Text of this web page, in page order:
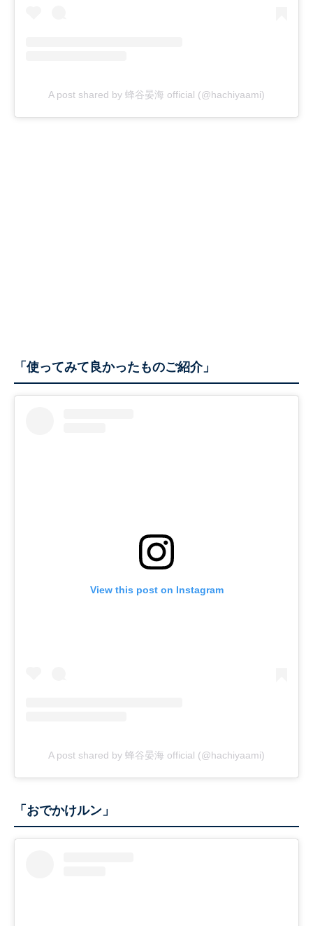
A post shared by 蜂谷晏海 official (@hachiyaami)
「使ってみて良かったものご紹介」
View this post on Instagram
A post shared by 蜂谷晏海 official (@hachiyaami)
「おでかけルン」